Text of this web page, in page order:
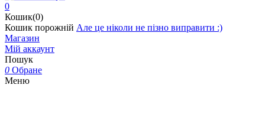
0
Кошик(0)
Кошик порожній Але це ніколи не пізно виправити :)
Магазин
Мій аккаунт
Пошук
0 Обране
Меню